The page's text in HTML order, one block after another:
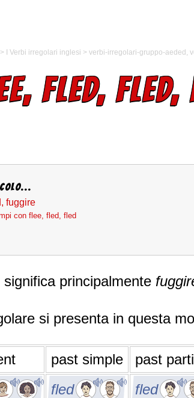
I Verbi irregolari inglesi > verbi-irregolari-gruppo-aeded ,
FLED, FLED,
fuggire
con flee, fled, fled
significa principalmente
si presenta in questa
past simple past
fled
fled